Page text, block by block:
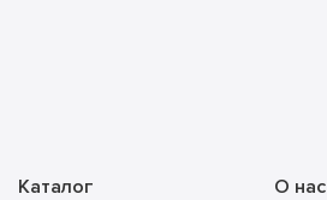
Каталог О нас